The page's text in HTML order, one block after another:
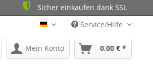
Sicher einkaufen dank SSL
DE Service/Hilfe
Mein Konto 0,00 € *